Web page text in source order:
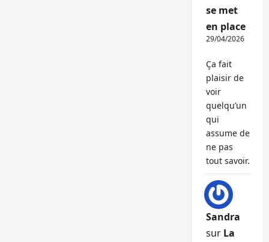
se met
en place
29/04/2026
Ça fait
plaisir de
voir
quelqu’un
qui
assume de
ne pas
tout savoir.
Sandra
sur La